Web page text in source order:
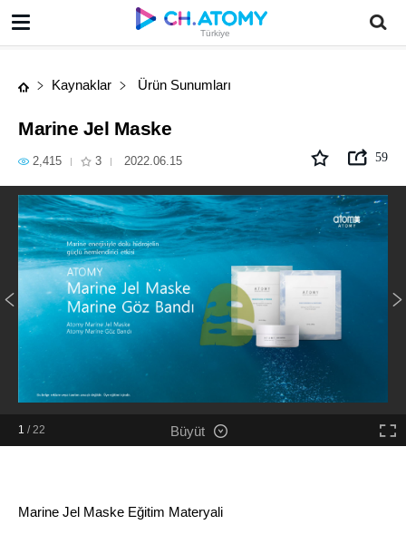
Türkiye
Marine Jel Maske
Kaynaklar Ürün Sunumları
Marine Jel Maske
2,415 3 2022.06.15 59
1 /22 Büyüt
Marine Jel Maske Eğitim Materyali